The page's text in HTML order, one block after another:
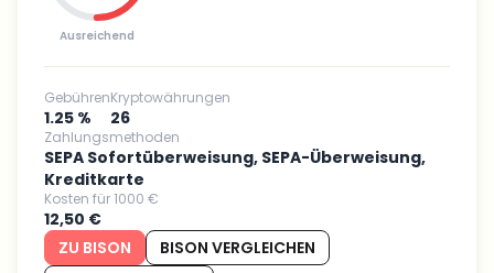
Ausreichend
Gebühren
1.25 %
Kryptowährungen
26
Zahlungsmethoden
SEPA Sofortüberweisung, SEPA-Überweisung,
Kreditkarte
Kosten für 1000 €
12,50 €
ZU BISON
BISON VERGLEICHEN